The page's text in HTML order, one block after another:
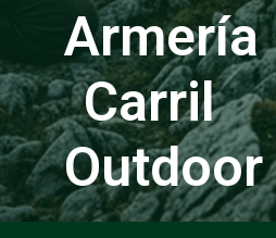
Armería
Carril
Outdoor